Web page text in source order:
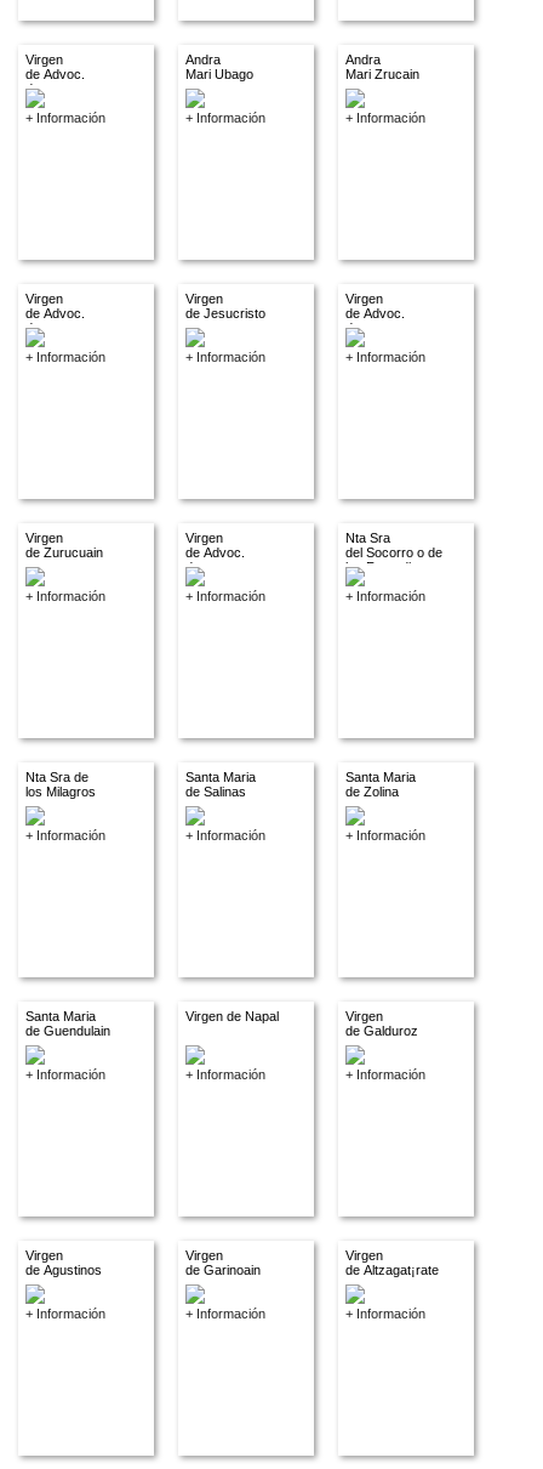
Virgen
de Advoc.
descon.
+ Información
Andra
Mari Ubago
+ Información
Andra
Mari Zrucain
+ Información
Virgen
de Advoc.
descon.
+ Información
Virgen
de Jesucristo
+ Información
Virgen
de Advoc.
descon.
+ Información
Virgen
de Zurucuain
+ Información
Virgen
de Advoc.
descon.
+ Información
Nta Sra
del Socorro o de
los Remedios
+ Información
Nta Sra de
los Milagros
+ Información
Santa Maria
de Salinas
+ Información
Santa Maria
de Zolina
+ Información
Santa Maria
de Guendulain
+ Información
Virgen de Napal
+ Información
Virgen
de Galduroz
+ Información
Virgen
de Agustinos
+ Información
Virgen
de Garinoain
+ Información
Virgen
de Altzagat¡rate
+ Información